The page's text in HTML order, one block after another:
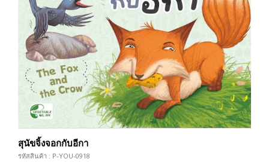
สุนัขจิ้งจอกกับอีกา
รหัสสินค้า : P-YOU-0918